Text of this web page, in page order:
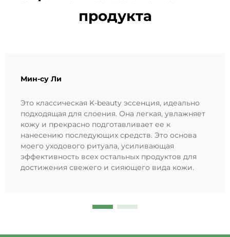
продукта
Мин-су Ли
Это классическая K-beauty эссенция, идеально
подходящая для слоения. Она легкая, увлажняет
кожу и прекрасно подготавливает ее к
нанесению последующих средств. Это основа
моего уходового ритуала, усиливающая
эффективность всех остальных продуктов для
достижения свежего и сияющего вида кожи.